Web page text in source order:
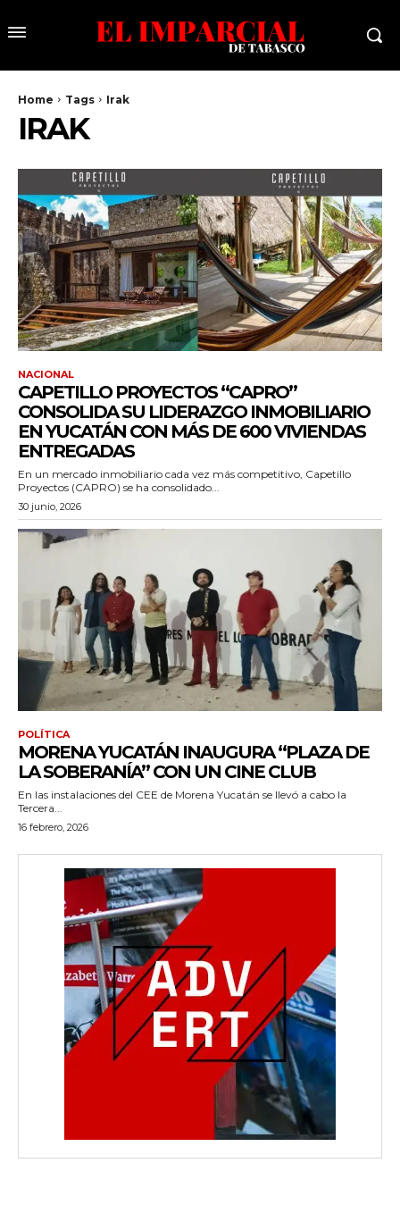
Home Tags Irak
IRAK
NACIONAL
CAPETILLO PROYECTOS “CAPRO”
CONSOLIDA SU LIDERAZGO INMOBILIARIO
EN YUCATÁN CON MÁS DE 600 VIVIENDAS
ENTREGADAS
En un mercado inmobiliario cada vez más competitivo, Capetillo
Proyectos (CAPRO) se ha consolidado...
30 junio, 2026
POLÍTICA
MORENA YUCATÁN INAUGURA “PLAZA DE
LA SOBERANÍA” CON UN CINE CLUB
En las instalaciones del CEE de Morena Yucatán se llevó a cabo la
Tercera...
16 febrero, 2026